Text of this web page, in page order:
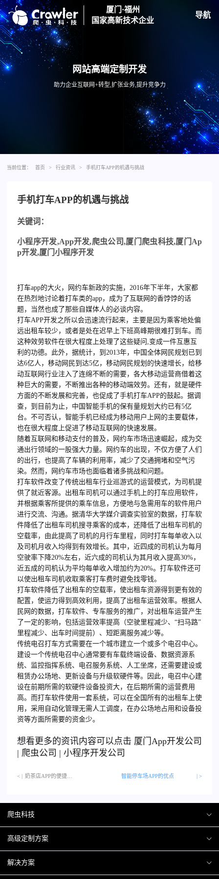
厦门·福州
国家高新技术企业
导航
网站高端定制开发
助力企业互联网+转型,扩张业务,提升竞争力
当前位置： 首页 > 行业资讯 > 手机打车APP的机遇与挑战
手机打车APP的机遇与挑战
关键词：
小程序开发,App开发,爬虫公司,厦门爬虫科技,厦门 Ap
p开发,厦门小程序开发
打车app的大火，网约车新政的实施，2016年下半年，大家都
在热烈地讨论着打车类的app，成为了互联网的香饽饽的话
题，当然也成了那些自媒体人的必谈内容。
打车APP开发之所以会迅速流行起来，主要是因为乘客地处偏
远出租车较少，或者是处在迟早上下班高峰期很难打到车。而
这种效劳软件在很大程度上处理了这些疑问,变成一件互惠互
利的功德。此外，据统计，到2013年，中国全体网民规划已到
达6亿人，移动网民到达5亿，移动网民规划的快速增长，给移
动互联网行业注入了连绵不断的需要，各大移动运营商借着这
种巨大的需要，不断推出各种的移动端效劳。还有，就是硬件
方面的不断发展和完善，也促成了手机打车APP的鼓起。据调
查，到目前为止，中国智能手机的保有量规划大约已有5亿
台。不可否认，智能手机已经成为移动用户上网的主要载体，
也在很大程度上促进了移动互联网的快速发展。
随着互联网和移动支付的普及，网约车市场迅速崛起，成为交
通出行领域的一股强大力量。网约车的出现，不仅方便了人们
的出行，也提高了车辆的利用率，减少了交通拥堵和空气污
染。然而，网约车市场也面临着诸多挑战和问题。
打车软件改变了传统出租车行业巡游式的运营模式，为司机提
供了就近客源。出租车司机可以通过手机上的打车应用软件，
并根据乘客所提供的乘车信息，方便地与急需用车的软件用户
进行交流、沟通。据清华大学媒介调查实验室的数据，打车软
件降低了出租车司机搜寻乘客的成本，还降低了出租车司机的
空载率，由此提高了司机的月行车里程，同时打车每单收入以
及司机月收入均得到有效增长。其中，近四成的司机认为每月
空驶率下降20%左右，近六成的司机认为其月收入提高30%，
近五成的司机认为平均每单收入增加约为20%。打车软件还可
以使出租车司机收取乘客打车费时避免找零钱。
打车软件降低了出租车的空载率，使出租车资源得到更有效的
配置，使运力得到高效利用，提高了出租车运营效率。根据人
民网的数据，打车软件、专车服务的推广，对出租车运营产生
了一定的影响，包括运营效率提高（空驶里程减少、“扫马路”
里程减少、出车时间提前）、短距离服务减少等。
传统电召打车方式需要在一个城市建立一个或多个电召中心。
建设一个传统电召中心通常要有车载终端设备、数据资源系
统、监控指挥系统、电召服务系统、人工坐席，还需要建设或
租赁办公场地、更新设备与升级软硬件等。因此，电召中心建
设在前期所需的软硬件设备投资大，在后期所需的运营费用
高。而打车软件使用一套系统，可以在全国所有的出租车上使
用，采用自动化管理无需人工调度，在办公场地占用和设备投
资等方面所需要的资金少。
想看更多的资讯内容可以点击 厦门 App开发公司
| 爬虫公司 | 小程序开发公司
< | 奶茶店APP的便捷… 智能停车场APP的优点 | >
爬虫科技
爬虫案例
关于爬虫
高级定制方案
H5互动营销
解决方案